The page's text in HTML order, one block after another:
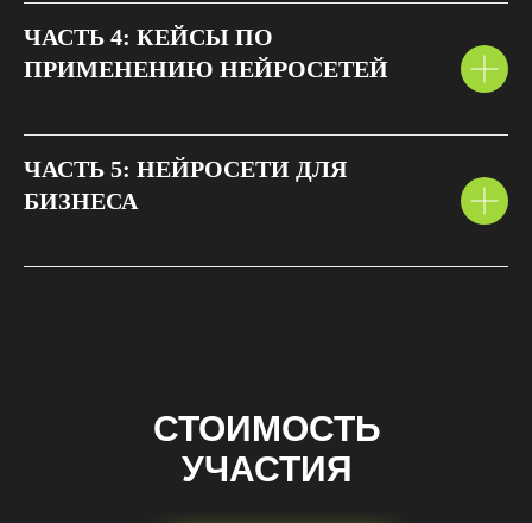
ЧАСТЬ 4: КЕЙСЫ ПО
ПРИМЕНЕНИЮ НЕЙРОСЕТЕЙ
ЧАСТЬ 5: НЕЙРОСЕТИ ДЛЯ
БИЗНЕСА
СТОИМОСТЬ
УЧАСТИЯ